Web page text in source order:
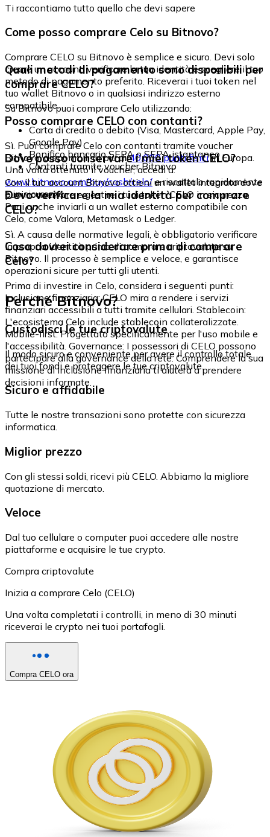
Ti raccontiamo tutto quello che devi sapere
Come posso comprare Celo su Bitnovo?
Comprare CELO su Bitnovo è semplice e sicuro. Devi solo
creare un account, verificare la tua identità e scegliere il tuo
metodo di pagamento preferito. Riceverai i tuoi token nel
tuo wallet Bitnovo o in qualsiasi indirizzo esterno
compatibile.
Quali metodi di pagamento sono disponibili per
comprare CELO?
Su Bitnovo puoi comprare Celo utilizzando:
Carta di credito o debito (Visa, Mastercard, Apple Pay,
Google Pay)
Bonifico bancario SEPA o SEPA istantaneo
Contanti tramite voucher Bitnovo
Posso comprare CELO con contanti?
Sì. Puoi comprare Celo con contanti tramite voucher
Bitnovo, disponibili in più di40.000 punti fisiciin Europa.
Una volta ottenuto il voucher, accedi a:
www.bitnovo.com/buy/cash/celo/e riscattalo rapidamente
e in sicurezza.
Dove posso conservare i miei token CELO?
Con il tuo account Bitnovo ottieni un wallet integrato dove
puoi conservare e gestire i tuoi token CELO in sicurezza.
Puoi anche inviarli a un wallet esterno compatibile con
Celo, come Valora, Metamask o Ledger.
Devo verificare la mia identità per comprare
CELO?
Sì. A causa delle normative legali, è obbligatorio verificare
la propria identità prima di comprare criptovalute su
Bitnovo. Il processo è semplice e veloce, e garantisce
operazioni sicure per tutti gli utenti.
Cosa dovrei considerare prima di comprare
Celo?
Prima di investire in Celo, considera i seguenti punti:
Inclusione finanziaria: CELO mira a rendere i servizi
finanziari accessibili a tutti tramite cellulari. Stablecoin:
L'ecosistema Celo include stablecoin collateralizzate.
Mobile-first: Progettato specificamente per l'uso mobile e
l'accessibilità. Governance: I possessori di CELO possono
partecipare alla governance della rete. Comprendere la sua
missione di inclusione finanziaria ti aiuterà a prendere
decisioni informate.
Perché Bitnovo?
Custodisci le tue criptovalute
Il modo sicuro e conveniente per avere il controllo totale
dei tuoi fondi e proteggere le tue criptovalute.
Sicuro e affidabile
Tutte le nostre transazioni sono protette con sicurezza
informatica.
Miglior prezzo
Con gli stessi soldi, ricevi più CELO. Abbiamo la migliore
quotazione di mercato.
Veloce
Dal tuo cellulare o computer puoi accedere alle nostre
piattaforme e acquisire le tue crypto.
Compra criptovalute
Inizia a comprare Celo (CELO)
Una volta completati i controlli, in meno di 30 minuti
riceverai le crypto nei tuoi portafogli.
Compra CELO ora